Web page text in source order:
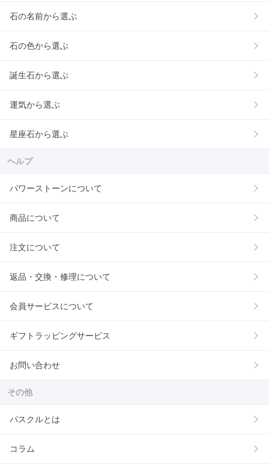
石の名前から選ぶ
石の色から選ぶ
誕生石から選ぶ
運気から選ぶ
星座石から選ぶ
ヘルプ
パワーストーンについて
商品について
注文について
返品・交換・修理について
会員サービスについて
ギフトラッピングサービス
お問い合わせ
その他
パスクルとは
コラム